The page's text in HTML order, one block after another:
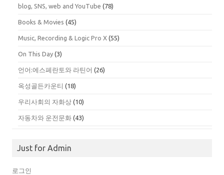
blog, SNS, web and YouTube (78)
Books & Movies (45)
Music, Recording & Logic Pro X (55)
On This Day (3)
언어:에스페란토와 라틴어 (26)
옥성골든카운티 (18)
우리사회의 자화상 (10)
자동차와 운전문화 (43)
Just for Admin
로그인